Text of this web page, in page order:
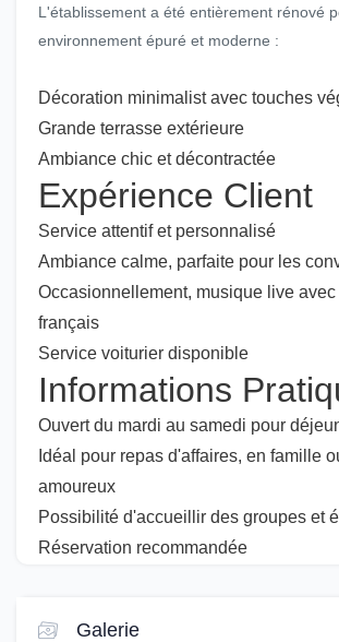
L'établissement a été entièrement rénové
environnement épuré et moderne :
Décoration minimalist avec touches
Grande terrasse extérieure
Ambiance chic et décontractée
Expérience Client
Service attentif et personnalisé
Ambiance calme, parfaite pour les
Occasionnellement, musique live
français
Service voiturier disponible
Informations
Ouvert du mardi au samedi pour
Idéal pour repas d'affaires, en famille
amoureux
Possibilité d'accueillir des groupes et
Réservation recommandée
Galerie